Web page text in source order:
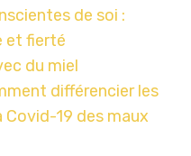
de soi :
et fierté
du miel
différencier les
19 des maux